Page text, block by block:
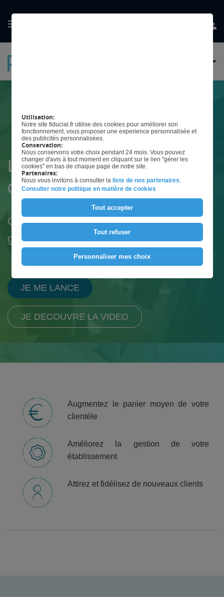
Le logiciel qui fait
décoller votre marge
Caisse enregistreuse et solutions de
gestion pour restaurants et commerces
JE ME LANCE
JE DECOUVRE LA VIDEO
Augmentez le panier moyen de votre
clientèle
Améliorez la gestion de votre
établissement
Attirez et fidélisez de nouveaux clients
Utilisation:
Notre site fiducial.fr utilise des cookies pour améliorer son
fonctionnement, vous proposer une experience personnalisée et
des publicités personnalisées.
Conservation:
Nous conservons votre choix pendant 24 mois. Vous pouvez
changer d'avis à tout moment en cliquant sur le lien "gérer les
cookies" en bas de chaque page de notre site.
Partenaires:
Nous vous invitons à consulter la liste de nos partenaires.
Consulter notre politique en matière de cookies
Tout accepter
Tout refuser
Personnaliser mes choix